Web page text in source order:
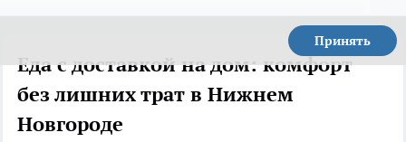
Принять
Еда с доставкой на дом: комфорт
без лишних трат в Нижнем
Новгороде